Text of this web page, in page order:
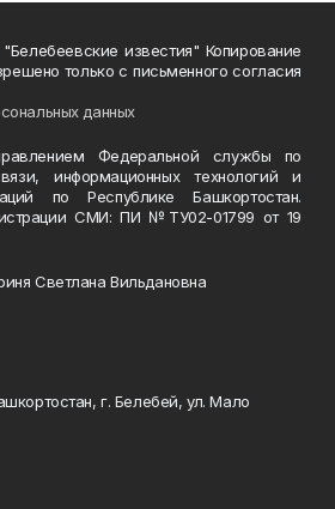
известия" Копирование
только с письменного согласия
данных
Федеральной службы по
информационных технологий и
по Республике Башкортостан.
СМИ: ПИ №ТУ02-01799 от 19
Светлана Вильдановна
г. Белебей, ул. Мало